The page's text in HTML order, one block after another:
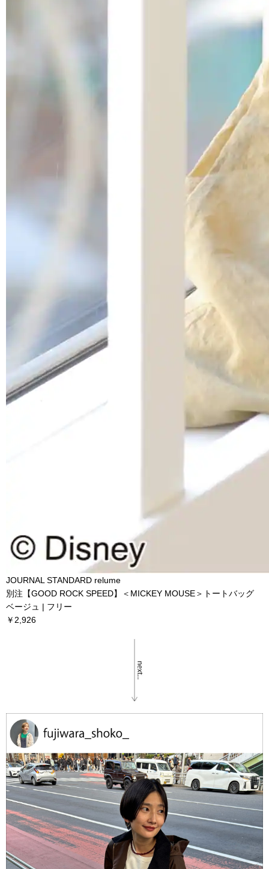
JOURNAL STANDARD relume
別注【GOOD ROCK SPEED】＜MICKEY MOUSE＞トートバッグ
ベージュ | フリー
￥2,926